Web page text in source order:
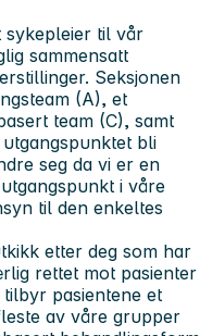
sykepleier til vår
sammensatt
Seksjonen
(A), et
team (C), samt
bli
seg da vi er en
i våre
til den enkeltes
etter deg som har
rettet mot pasienter
pasientene et
av våre grupper